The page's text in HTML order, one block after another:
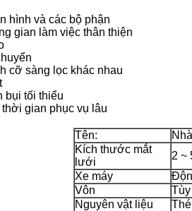
hình và các bộ phận
gian làm việc thân thiện
cỡ sàng lọc khác nhau
bụi tối thiểu
gian phục vụ lâu
Tên:
Kích thước mắt
lưới
2 ~
Xe máy
Vôn
Nguyên vật liệu